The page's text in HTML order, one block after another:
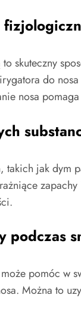
skuteczny
do
nosa
takich jak dym
podczas
pomóc w
Można to